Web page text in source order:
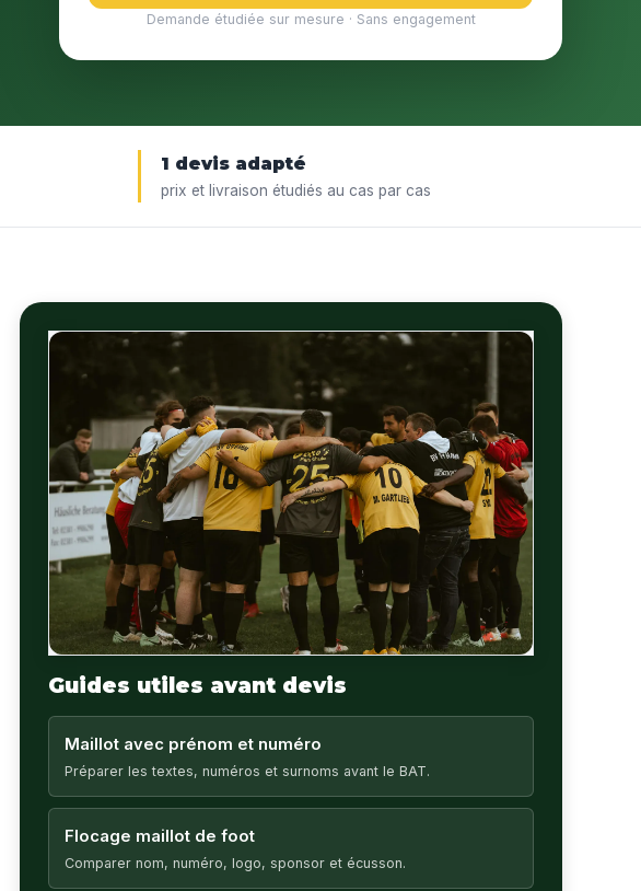
Demande étudiée sur mesure · Sans engagement
1 devis adapté
prix et livraison étudiés au cas par cas
Guides utiles avant devis
Maillot avec prénom et numéro
Préparer les textes, numéros et surnoms avant le BAT.
Flocage maillot de foot
Comparer nom, numéro, logo, sponsor et écusson.